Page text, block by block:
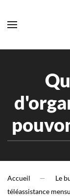
Accéder
Accueil
Le
téléassistance